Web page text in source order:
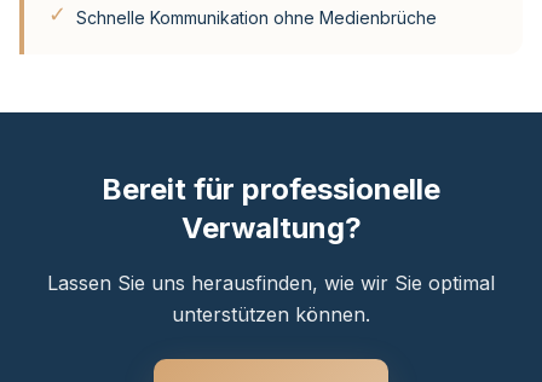
✓ Schnelle Kommunikation ohne Medienbrüche
Bereit für professionelle
Verwaltung?
Lassen Sie uns herausfinden, wie wir Sie optimal
unterstützen können.